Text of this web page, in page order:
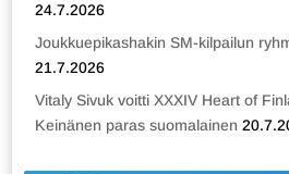
24.7.2026
Joukkuepikashakin SM-kilpailun
21.7.2026
Vitaly Sivuk voitti XXXIV Heart of
Keinänen paras suomalainen